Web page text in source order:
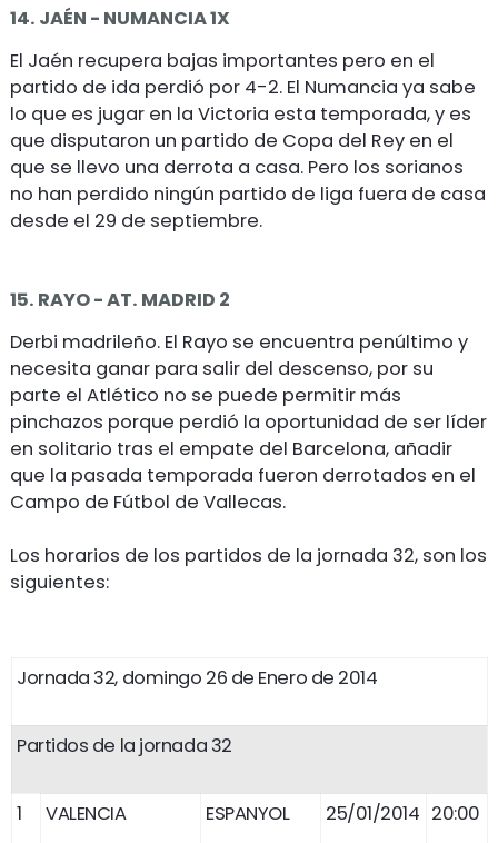
14. JAÉN - NUMANCIA 1X
El Jaén recupera bajas importantes pero en el
partido de ida perdió por 4-2. El Numancia ya sabe
lo que es jugar en la Victoria esta temporada, y es
que disputaron un partido de Copa del Rey en el
que se llevo una derrota a casa. Pero los sorianos
no han perdido ningún partido de liga fuera de casa
desde el 29 de septiembre.
15. RAYO - AT. MADRID 2
Derbi madrileño. El Rayo se encuentra penúltimo y
necesita ganar para salir del descenso, por su
parte el Atlético no se puede permitir más
pinchazos porque perdió la oportunidad de ser líder
en solitario tras el empate del Barcelona, añadir
que la pasada temporada fueron derrotados en el
Campo de Fútbol de Vallecas.
Los horarios de los partidos de la jornada 32, son los
siguientes:
Jornada 32, domingo 26 de Enero de 2014
Partidos de la jornada 32
1 VALENCIA ESPANYOL 25/01/2014 20:00